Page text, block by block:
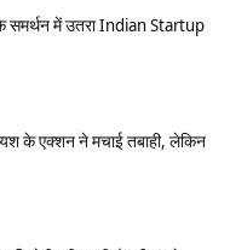
समर्थन में उतरा Indian Startup
के एक्शन ने मचाई तबाही, लेकिन